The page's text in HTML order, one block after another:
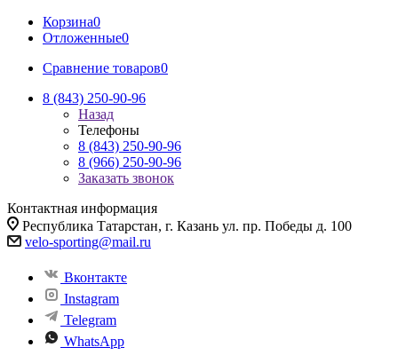
Корзина0
Отложенные0
Сравнение товаров0
8 (843) 250-90-96
Назад
Телефоны
8 (843) 250-90-96
8 (966) 250-90-96
Заказать звонок
Контактная информация
Республика Татарстан, г. Казань ул. пр. Победы д. 100
velo-sporting@mail.ru
Вконтакте
Instagram
Telegram
WhatsApp